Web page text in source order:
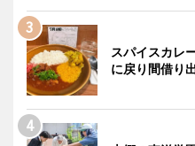
スパイスカレ
に戻り間借り